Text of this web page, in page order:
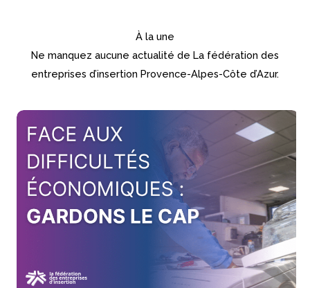
À la une
Ne manquez aucune actualité de La fédération des
entreprises d’insertion Provence-Alpes-Côte d’Azur.